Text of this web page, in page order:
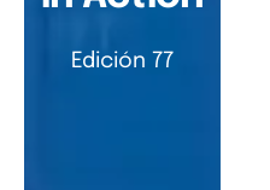
Edición 77